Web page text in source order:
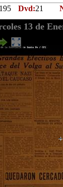
Dvd:21
13 de